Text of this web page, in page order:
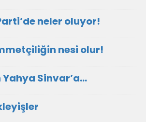
neler oluyor!
nesi olur!
Yahya Sinvar’a…